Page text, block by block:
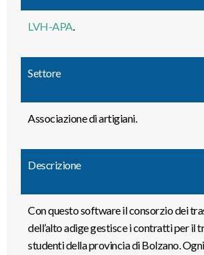
LVH-APA.
Settore
Associazione di artigiani.
Descrizione
Con questo software il consorzio dei
dell’alto adige gestisce i contratti per il
studenti della provincia di Bolzano.